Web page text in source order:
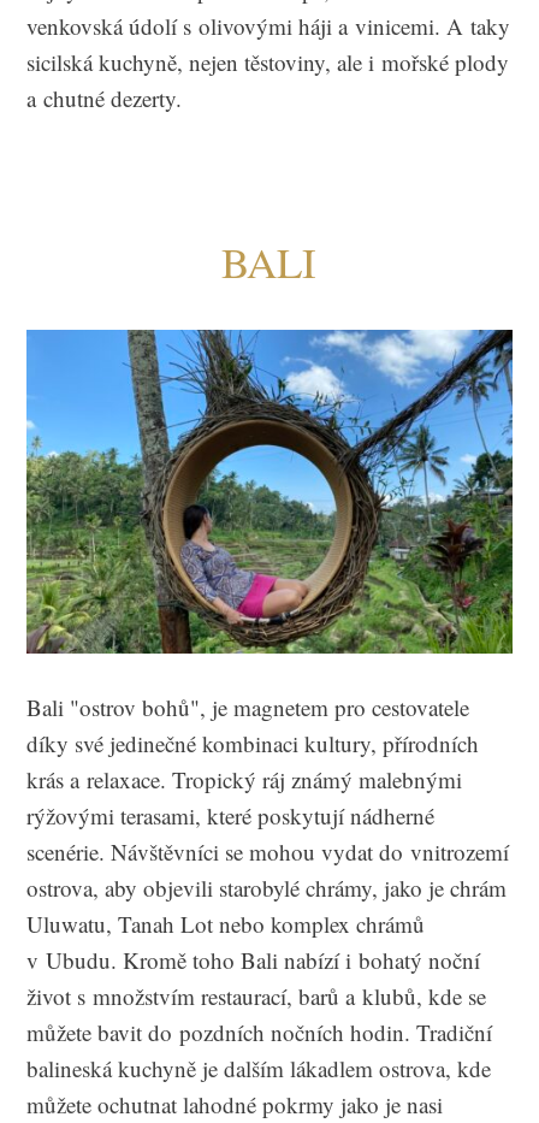
venkovská údolí s olivovými háji a vinicemi. A taky
sicilská kuchyně, nejen těstoviny, ale i mořské plody
a chutné dezerty.
BALI
Bali "ostrov bohů", je magnetem pro cestovatele
díky své jedinečné kombinaci kultury, přírodních
krás a relaxace. Tropický ráj známý malebnými
rýžovými terasami, které poskytují nádherné
scenérie. Návštěvníci se mohou vydat do vnitrozemí
ostrova, aby objevili starobylé chrámy, jako je chrám
Uluwatu, Tanah Lot nebo komplex chrámů
v Ubudu. Kromě toho Bali nabízí i bohatý noční
život s množstvím restaurací, barů a klubů, kde se
můžete bavit do pozdních nočních hodin. Tradiční
balineská kuchyně je dalším lákadlem ostrova, kde
můžete ochutnat lahodné pokrmy jako je nasi